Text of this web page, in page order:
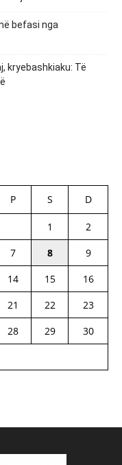
befasi nga
kryebashkiaku: Të
P S D
1
2
7 8
9
14 15
16
21 22
23
28 29
30